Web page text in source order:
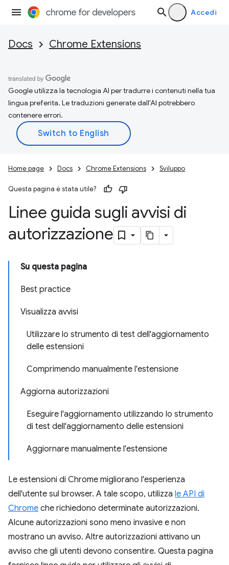
Accedi
Docs Chrome Extensions
Google utilizza la tecnologia AI per tradurre i contenuti nella tua
lingua preferita. Le traduzioni generate dall'AI potrebbero
contenere errori.
Home page Docs Chrome Extensions Sviluppo
Questa pagina è stata utile?
Linee guida sugli avvisi di
autorizzazione
Su questa pagina
Best practice
Visualizza avvisi
Utilizzare lo strumento di test dell'aggiornamento
delle estensioni
Comprimendo manualmente l'estensione
Aggiorna autorizzazioni
Eseguire l'aggiornamento utilizzando lo strumento
di test dell'aggiornamento delle estensioni
Aggiornare manualmente l'estensione
Le estensioni di Chrome migliorano l'esperienza
dell'utente sul browser. A tale scopo, utilizza le API di
Chrome che richiedono determinate autorizzazioni.
Alcune autorizzazioni sono meno invasive e non
mostrano un avviso. Altre autorizzazioni attivano un
avviso che gli utenti devono consentire. Questa pagina